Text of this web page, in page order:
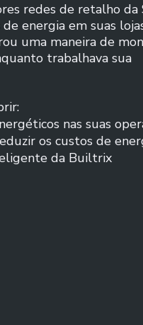
redes de retalho da
energia em suas
uma maneira de
trabalhava sua
nas suas
os custos de
da Builtrix